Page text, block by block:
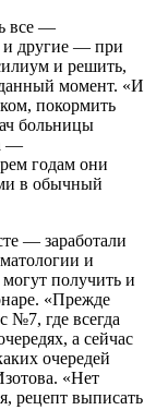
все —
и другие — при
и решить,
момент. «И
покормить
больницы
—
годам они
в обычный
— заработали
и
получить и
«Прежде
№7, где всегда
а сейчас
очередей
«Нет
рецепт выписать